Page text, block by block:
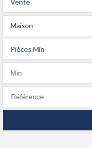
Vente
Maison
Pièces Min